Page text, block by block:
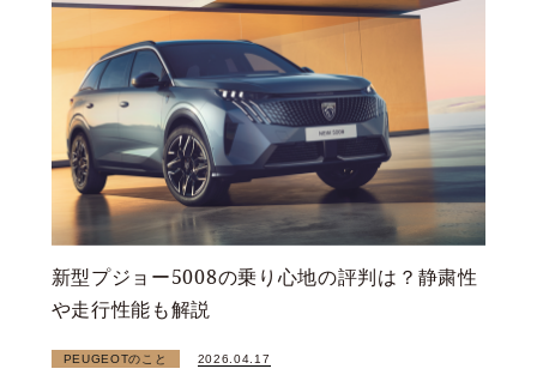
新型プジョー5008の乗り心地の評判は？静粛性
や走行性能も解説
PEUGEOTのこと 2026.04.17